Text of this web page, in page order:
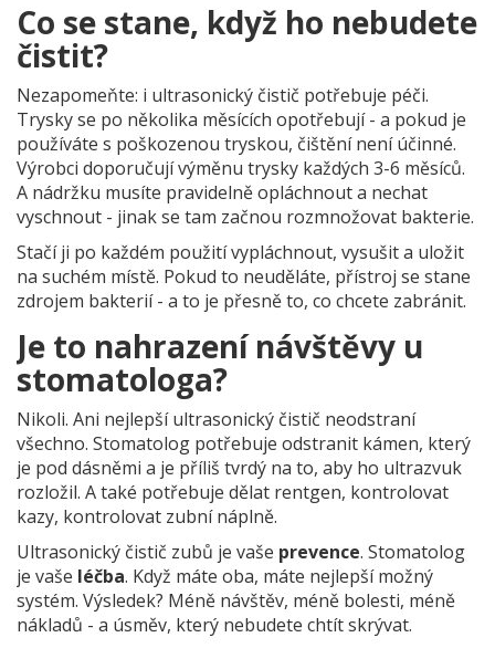
Co se stane, když ho nebudete
čistit?
Nezapomeňte: i ultrasonický čistič potřebuje péči.
Trysky se po několika měsících opotřebují - a pokud je
používáte s poškozenou tryskou, čištění není účinné.
Výrobci doporučují výměnu trysky každých 3-6 měsíců.
A nádržku musíte pravidelně opláchnout a nechat
vyschnout - jinak se tam začnou rozmnožovat bakterie.
Stačí ji po každém použití vypláchnout, vysušit a uložit
na suchém místě. Pokud to neuděláte, přístroj se stane
zdrojem bakterií - a to je přesně to, co chcete zabránit.
Je to nahrazení návštěvy u
stomatologa?
Nikoli. Ani nejlepší ultrasonický čistič neodstraní
všechno. Stomatolog potřebuje odstranit kámen, který
je pod dásněmi a je příliš tvrdý na to, aby ho ultrazvuk
rozložil. A také potřebuje dělat rentgen, kontrolovat
kazy, kontrolovat zubní náplně.
Ultrasonický čistič zubů je vaše prevence. Stomatolog
je vaše léčba. Když máte oba, máte nejlepší možný
systém. Výsledek? Méně návštěv, méně bolesti, méně
nákladů - a úsměv, který nebudete chtít skrývat.